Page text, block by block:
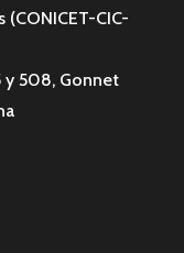
CIC-
y 508, Gonnet